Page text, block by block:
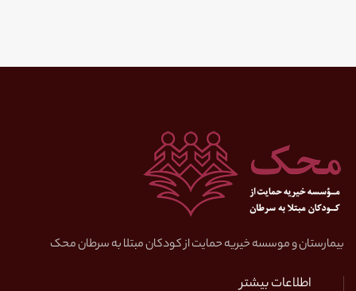
بیمارستان و موسسه خیریه حمایت از کودکان مبتلا به سرطان محک
اطلاعات بیشتر